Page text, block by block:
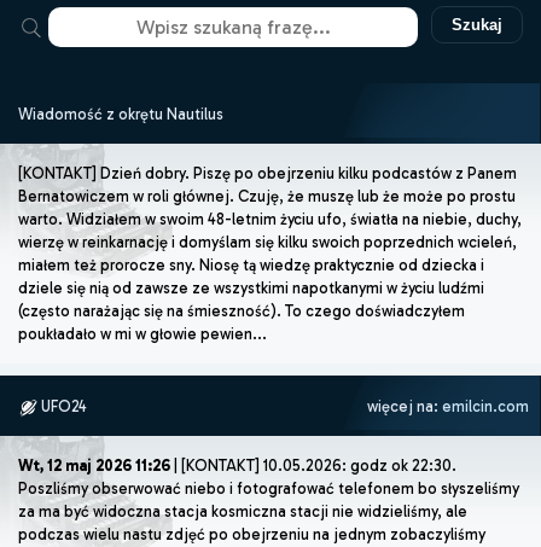
Szukaj
Wiadomość z okrętu Nautilus
[KONTAKT] Dzień dobry. Piszę po obejrzeniu kilku podcastów z Panem
Bernatowiczem w roli głównej. Czuję, że muszę lub że może po prostu
warto. Widziałem w swoim 48-letnim życiu ufo, światła na niebie, duchy,
wierzę w reinkarnację i domyślam się kilku swoich poprzednich wcieleń,
miałem też prorocze sny. Niosę tą wiedzę praktycznie od dziecka i
dziele się nią od zawsze ze wszystkimi napotkanymi w życiu ludźmi
(często narażając się na śmieszność). To czego doświadczyłem
poukładało w mi w głowie pewien...
UFO24 więcej na: emilcin.com
Wt, 12 maj 2026 11:26 | [KONTAKT] 10.05.2026: godz ok 22:30.
Poszliśmy obserwować niebo i fotografować telefonem bo słyszeliśmy
za ma być widoczna stacja kosmiczna stacji nie widzieliśmy, ale
podczas wielu nastu zdjęć po obejrzeniu na jednym zobaczyliśmy